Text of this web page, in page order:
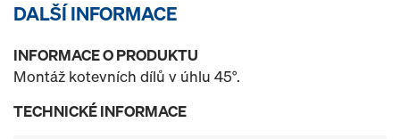
DALŠÍ INFORMACE
INFORMACE O PRODUKTU
Montáž kotevních dílů v úhlu 45°.
TECHNICKÉ INFORMACE